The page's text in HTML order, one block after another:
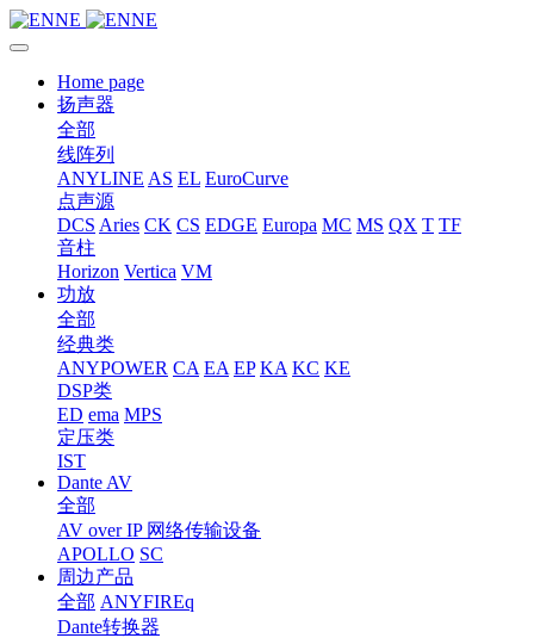
Home page
扬声器
全部
线阵列
ANYLINE AS EL EuroCurve
点声源
DCS Aries CK CS EDGE Europa MC MS QX T TF
音柱
Horizon Vertica VM
功放
全部
经典类
ANYPOWER CA EA EP KA KC KE
DSP类
ED ema MPS
定压类
IST
Dante AV
全部
AV over IP 网络传输设备
APOLLO SC
周边产品
全部 ANYFIREq
Dante转换器